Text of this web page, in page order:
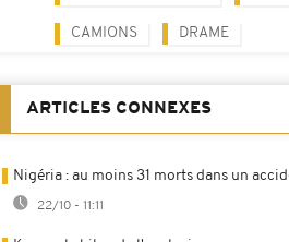
CAMIONS DRAME
ARTICLES CONNEXES
Nigéria : au moins 31 morts dans un
22/10 - 11:11